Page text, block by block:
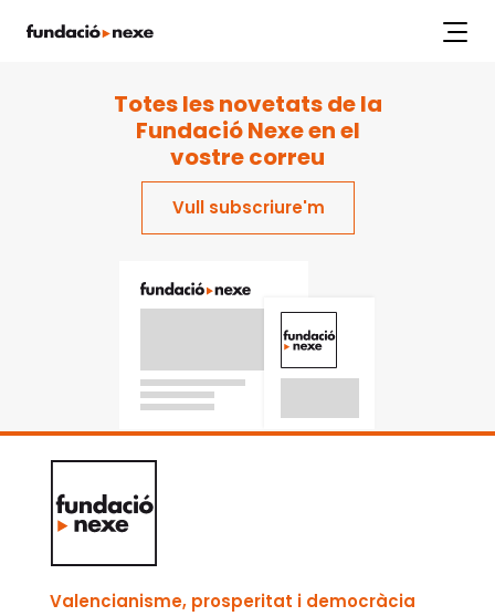
Labs Projectes Publicacions
index.php
Totes les novetats de la
Fundació Nexe en el
vostre correu
Vull subscriure'm
Valencianisme, prosperitat i democràcia